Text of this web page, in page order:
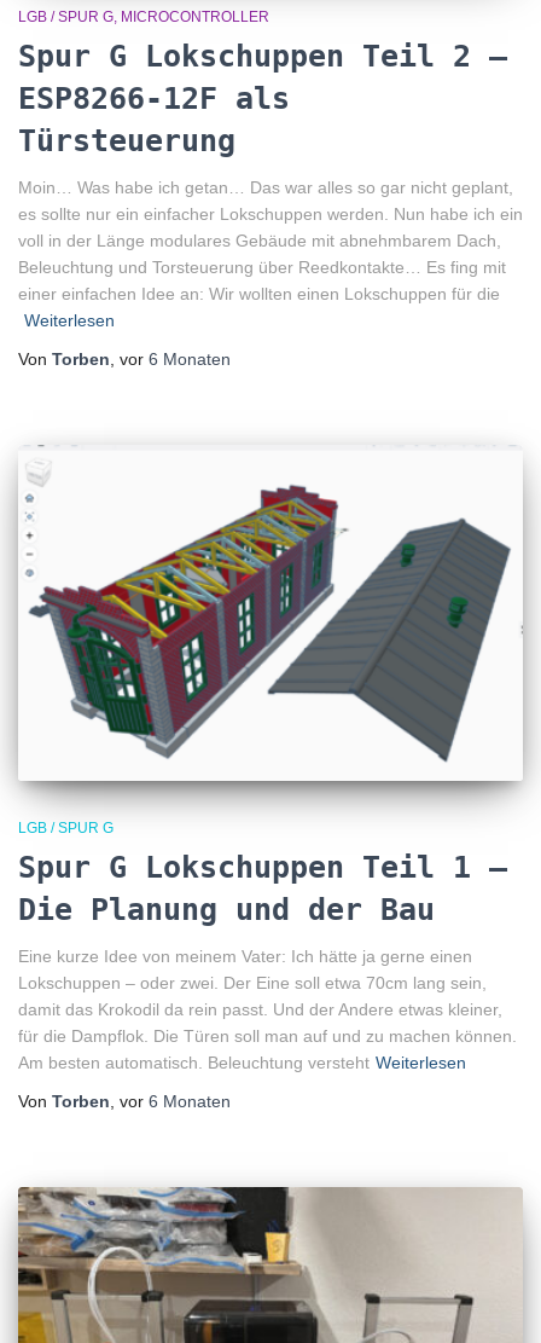
LGB / SPUR G MICROCONTROLLER
Spur G Lokschuppen Teil 2 –
ESP8266-12F als
Türsteuerung
Moin… Was habe ich getan… Das war alles so gar nicht geplant,
es sollte nur ein einfacher Lokschuppen werden. Nun habe ich ein
voll in der Länge modulares Gebäude mit abnehmbarem Dach,
Beleuchtung und Torsteuerung über Reedkontakte… Es fing mit
einer einfachen Idee an: Wir wollten einen Lokschuppen für die
Weiterlesen
Von Torben , vor 6 Monaten
LGB / SPUR G
Spur G Lokschuppen Teil 1 –
Die Planung und der Bau
Eine kurze Idee von meinem Vater: Ich hätte ja gerne einen
Lokschuppen – oder zwei. Der Eine soll etwa 70cm lang sein,
damit das Krokodil da rein passt. Und der Andere etwas kleiner,
für die Dampflok. Die Türen soll man auf und zu machen können.
Am besten automatisch. Beleuchtung versteht Weiterlesen
Von Torben, vor 6 Monaten